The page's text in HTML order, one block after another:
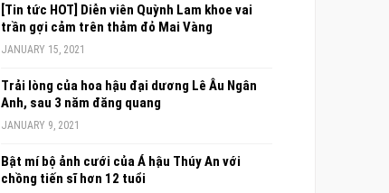
[Tin tức HOT] Diễn viên Quỳnh Lam khoe vai
trần gợi cảm trên thảm đỏ Mai Vàng
JANUARY 15, 2021
Trải lòng của hoa hậu đại dương Lê Âu Ngân
Anh, sau 3 năm đăng quang
JANUARY 9, 2021
Bật mí bộ ảnh cưới của Á hậu Thúy An với
chồng tiến sĩ hơn 12 tuổi